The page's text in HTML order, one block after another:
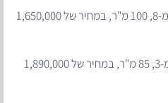
דירת 4 חדרים ברחובות, קומה 4 מ-8, 100 מ"ר, במחיר של 1,650,000
דירת 4 חדרים ברמת גן, קומה 3 מ-3, 85 מ"ר, במחיר של 1,890,000